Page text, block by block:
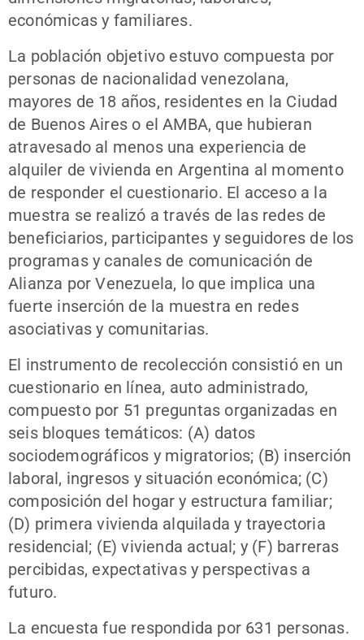
económicas y familiares.
La población objetivo estuvo compuesta por
personas de nacionalidad venezolana,
mayores de 18 años, residentes en la Ciudad
de Buenos Aires o el AMBA, que hubieran
atravesado al menos una experiencia de
alquiler de vivienda en Argentina al momento
de responder el cuestionario. El acceso a la
muestra se realizó a través de las redes de
beneficiarios, participantes y seguidores de los
programas y canales de comunicación de
Alianza por Venezuela, lo que implica una
fuerte inserción de la muestra en redes
asociativas y comunitarias.
El instrumento de recolección consistió en un
cuestionario en línea, auto administrado,
compuesto por 51 preguntas organizadas en
seis bloques temáticos: (A) datos
sociodemográficos y migratorios; (B) inserción
laboral, ingresos y situación económica; (C)
composición del hogar y estructura familiar;
(D) primera vivienda alquilada y trayectoria
residencial; (E) vivienda actual; y (F) barreras
percibidas, expectativas y perspectivas a
futuro.
La encuesta fue respondida por 631 personas.